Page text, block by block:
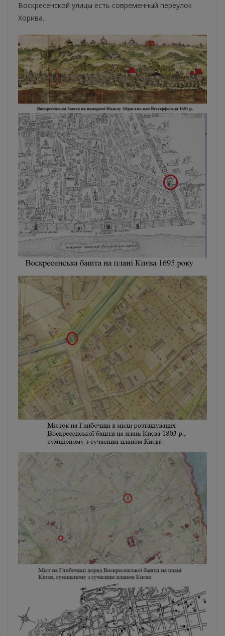
Воскресенской улицы есть современный переулок
Хорива.